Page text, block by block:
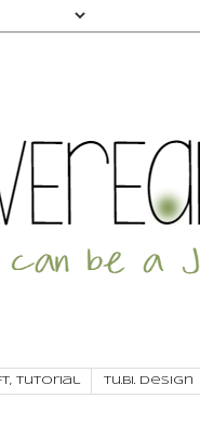
tutorial Tu.Bi. Design